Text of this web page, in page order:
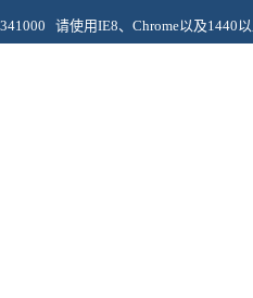
341000 请使用IE8、Chrome以及1440